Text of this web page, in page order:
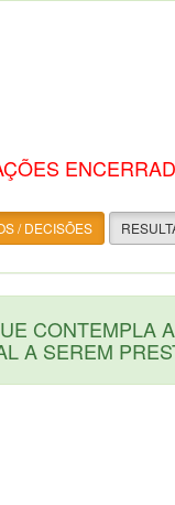
/ DECISÕES
CONTEMPLA
A SEREM